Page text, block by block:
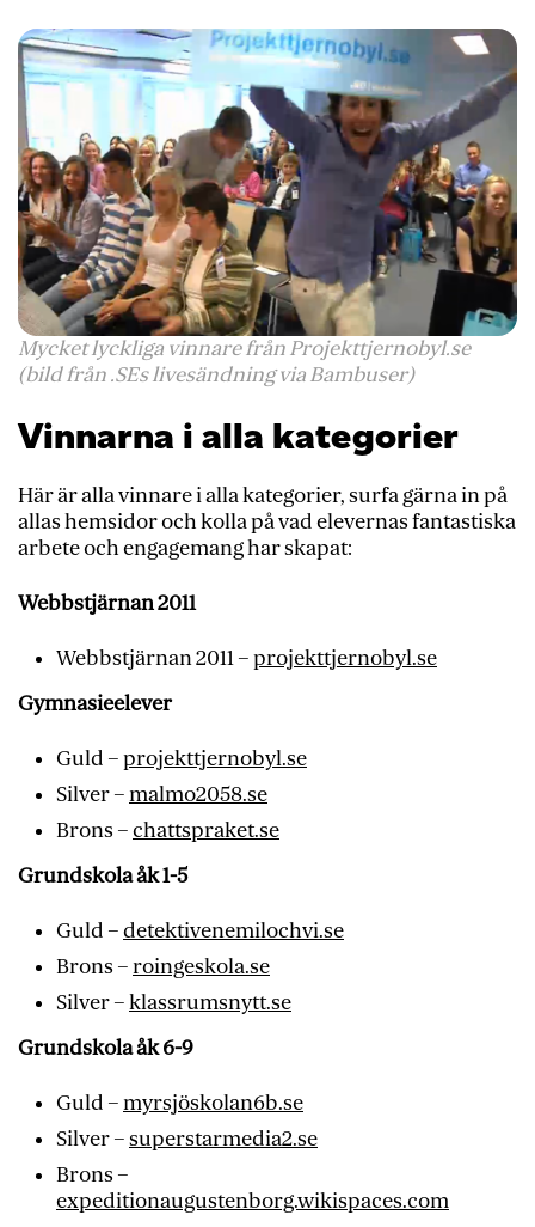
Mycket lyckliga vinnare från Projekttjernobyl.se
(bild från .SEs livesändning via Bambuser)
Vinnarna i alla kategorier
Här är alla vinnare i alla kategorier, surfa gärna in på
allas hemsidor och kolla på vad elevernas fantastiska
arbete och engagemang har skapat:
Webbstjärnan 2011
Webbstjärnan 2011 –projekttjernobyl.se
Gymnasieelever
Guld –projekttjernobyl.se
Silver –malmo2058.se
Brons –chattspraket.se
Grundskola åk 1-5
Guld –detektivenemilochvi.se
Brons –roingeskola.se
Silver –klassrumsnytt.se
Grundskola åk 6-9
Guld –myrsjöskolan6b.se
Silver –superstarmedia2.se
Brons –
expeditionaugustenborg.wikispaces.com